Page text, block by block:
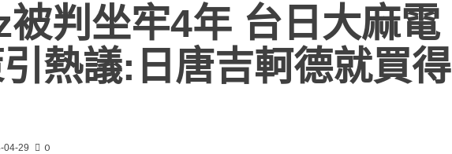
判坐牢4年 台日大麻電
熱議:日唐吉軻德就買得
04-29 0